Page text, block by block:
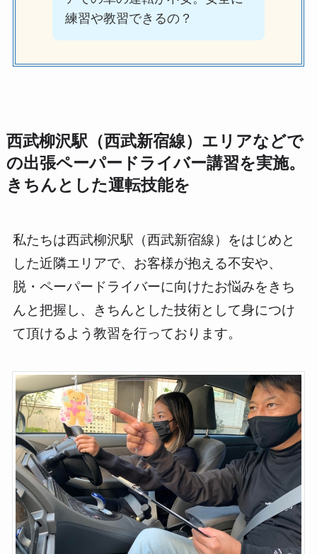
練習や教習できるの？
西武柳沢駅（西武新宿線）エリアなどで
の出張ペーパードライバー講習を実施。
きちんとした運転技能を
私たちは西武柳沢駅（西武新宿線）をはじめと
した近隣エリアで、お客様が抱える不安や、
脱・ペーパードライバーに向けたお悩みをきち
んと把握し、きちんとした技術として身につけ
て頂けるよう教習を行っております。